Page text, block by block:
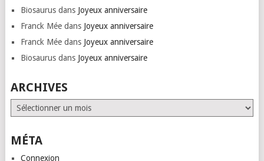
Biosaurusdans Joyeux anniversaire
Franck Méedans Joyeux anniversaire
Franck Méedans Joyeux anniversaire
Biosaurusdans Joyeux anniversaire
ARCHIVES
Archives
MÉTA
Connexion